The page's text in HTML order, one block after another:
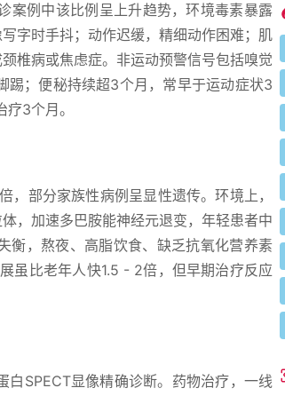
案例中该比例呈上升趋势，环境毒素暴露
字时手抖；动作迟缓，精细动作困难；肌
椎病或焦虑症。非运动预警信号包括嗅觉
踢；便秘持续超3个月，常早于运动症状3
3个月。
部分家族性病例呈显性遗传。环境上，
，加速多巴胺能神经元退变，年轻患者中
衡，熬夜、高脂饮食、缺乏抗氧化营养素
虽比老年人快1.5 - 2倍，但早期治疗反应
白SPECT显像精确诊断。药物治疗，一线